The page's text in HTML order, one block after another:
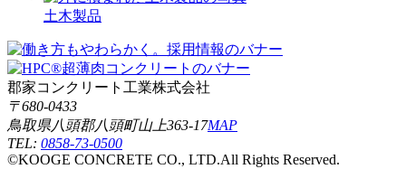
土木製品
郡家コンクリート工業株式会社
〒680-0433
鳥取県八頭郡八頭町山上363-17MAP
TEL: 0858-73-0500
©KOOGE CONCRETE CO., LTD.All Rights Reserved.